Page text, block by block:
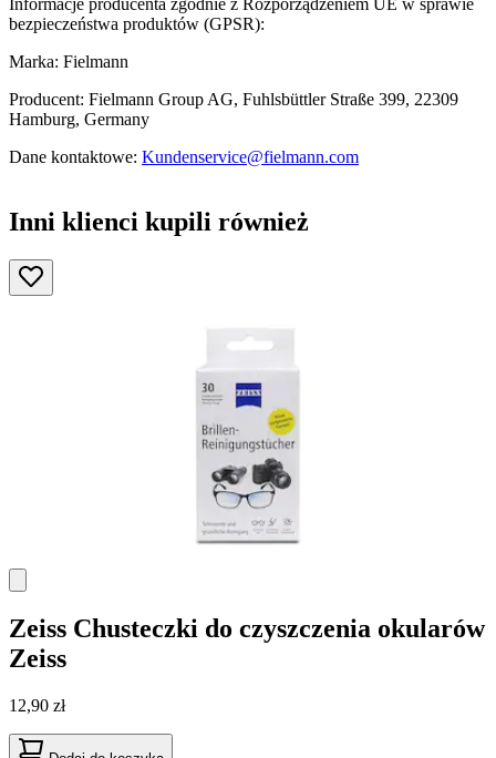
Informacje producenta zgodnie z Rozporządzeniem UE w sprawie
bezpieczeństwa produktów (GPSR):
Marka: Fielmann
Producent: Fielmann Group AG, Fuhlsbüttler Straße 399, 22309
Hamburg, Germany
Dane kontaktowe: Kundenservice@fielmann.com
Inni klienci kupili również
Zeiss Chusteczki do czyszczenia okularów
Zeiss
12,90 zł